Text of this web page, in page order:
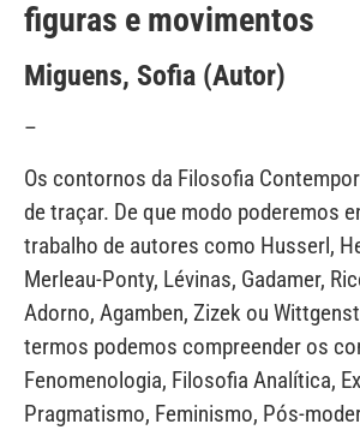
figuras e movimentos
Miguens, Sofia (Autor)
–
Os contornos da Filosofia
de traçar. De que modo poderemos
trabalho de autores como Husserl,
Merleau-Ponty, Lévinas, Gadamer,
Adorno, Agamben, Zizek ou
termos podemos compreender os
Fenomenologia, Filosofia Analítica,
Pragmatismo, Feminismo, Pós-